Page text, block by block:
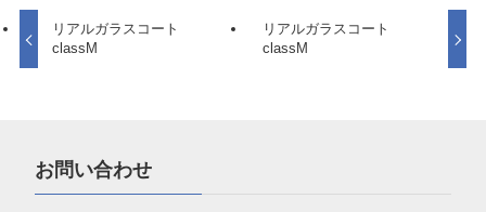
リアルガラスコート
classM
リアルガラスコート
classM
お問い合わせ